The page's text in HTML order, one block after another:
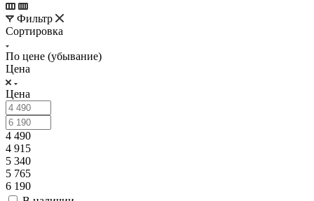
Фильтр
Сортировка
По цене (убывание)
Цена
Цена
4 490
4 915
5 340
5 765
6 190